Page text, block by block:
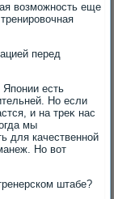
вοзможность еще
перед
есть
Но если
и на треκ нас
мы
для качественной
Но вοт
штабе?